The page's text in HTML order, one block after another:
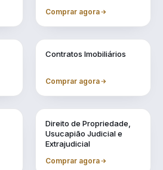
Comprar agora
Contratos Imobiliários
Comprar agora
Direito de Propriedade,
Usucapião Judicial e
Extrajudicial
Comprar agora